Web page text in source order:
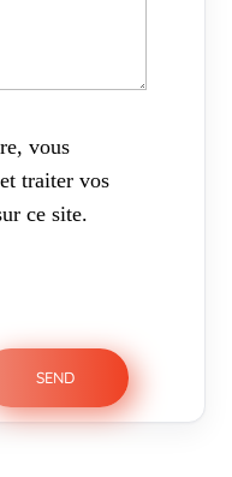
vous
traiter vos
ce site.